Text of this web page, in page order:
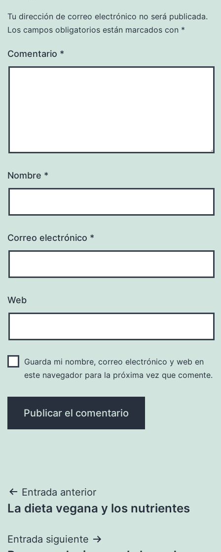
Tu dirección de correo electrónico no será publicada.
Los campos obligatorios están marcados con *
Comentario *
Nombre *
Correo electrónico *
Web
Guarda mi nombre, correo electrónico y web en
este navegador para la próxima vez que comente.
Navegación
de
entradas
Entrada anterior
La dieta vegana y los nutrientes
Entrada siguiente